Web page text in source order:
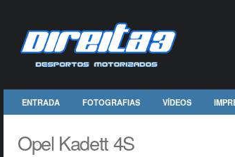
ENTRADA FOTOGRAFIAS VÍDEOS
Opel Kadett 4S